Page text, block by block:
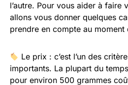
l’autre. Pour vous aider à faire
allons vous donner quelques
prendre en compte au
Le prix : c’est l’un des
importants. La plupart du
pour environ 500 grammes